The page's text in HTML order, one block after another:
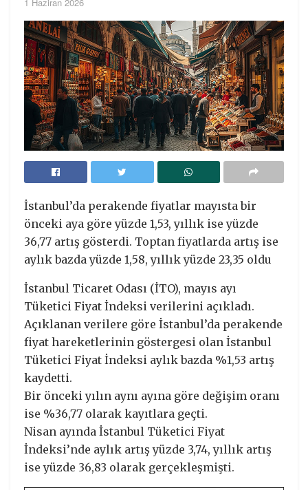
İstanbul’da perakende fiyatlar mayısta bir
önceki aya göre yüzde 1,53, yıllık ise yüzde
36,77 artış gösterdi. Toptan fiyatlarda artış ise
aylık bazda yüzde 1,58, yıllık yüzde 23,35 oldu
İstanbul Ticaret Odası (İTO), mayıs ayı
Tüketici Fiyat İndeksi verilerini açıkladı.
Açıklanan verilere göre İstanbul’da perakende
fiyat hareketlerinin göstergesi olan İstanbul
Tüketici Fiyat İndeksi aylık bazda %1,53 artış
kaydetti.
Bir önceki yılın aynı ayına göre değişim oranı
ise %36,77 olarak kayıtlara geçti.
Nisan ayında İstanbul Tüketici Fiyat
İndeksi’nde aylık artış yüzde 3,74, yıllık artış
ise yüzde 36,83 olarak gerçekleşmişti.